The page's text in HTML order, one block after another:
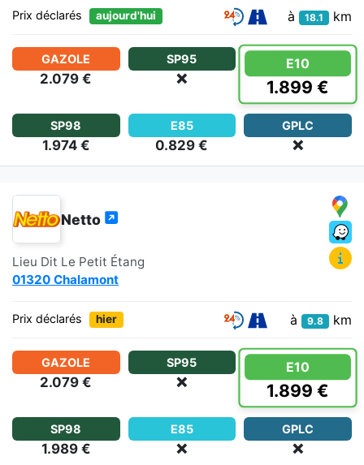
Prix déclarés aujourd'hui à 18.1 km
GAZOLE
2.079 €
SP95
❌
E10
1.899 €
SP98
1.974 €
E85
0.829 €
GPLC
❌
Netto
Lieu Dit Le Petit Étang
01320 Chalamont
Prix déclarés hier à 9.8 km
GAZOLE
2.079 €
SP95
❌
E10
1.899 €
SP98
1.989 €
E85
❌
GPLC
❌